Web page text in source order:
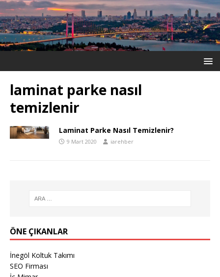
laminat parke nasıl
temizlenir
Laminat Parke Nasıl Temizlenir?
9 Mart 2020 iarehber
ÖNE ÇIKANLAR
İnegöl Koltuk Takımı
SEO Firması